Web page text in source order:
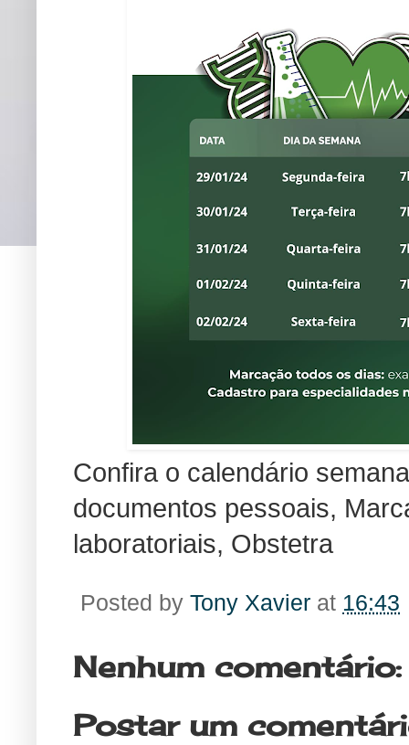
Confira o calendário
documentos pessoais,
laboratoriais, Obstetra
Posted by Tony Xavier at 16:43
Nenhum comentário:
Postar um